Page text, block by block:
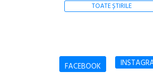
TOATE ȘTIRILE
FACEBOOK